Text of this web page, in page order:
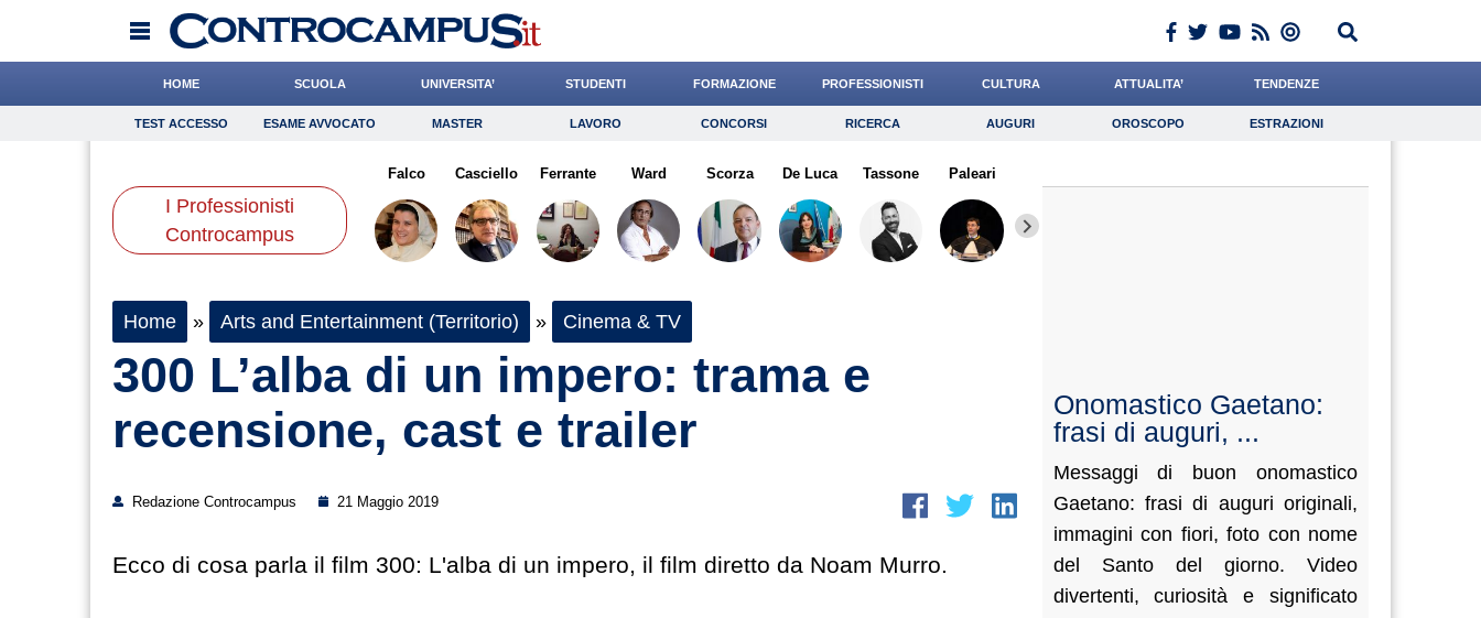
HOME SCUOLA UNIVERSITA’ STUDENTI FORMAZIONE PROFESSIONISTI CULTURA ATTUALITA’ TENDENZE
TEST ACCESSO Esame Avvocato Master Lavoro Concorsi Ricerca Auguri Oroscopo Estrazioni
Consigli Risparmio Diritto Economia Giornalista
Scienze
TEST ACCESSO ESAME AVVOCATO MASTER LAVORO CONCORSI RICERCA AUGURI OROSCOPO ESTRAZIONI
I Professionisti
Controcampus
Falco Casciello Ferrante Ward Scorza De Luca Tassone Paleari
Home » Arts and Entertainment (Territorio) » Cinema & TV
300 L’alba di un impero: trama e
recensione, cast e trailer
Redazione Controcampus 21 Maggio 2019
Ecco di cosa parla il film 300: L'alba di un impero, il film diretto da Noam Murro.
Onomastico Gaetano:
frasi di auguri, ...
Messaggi di buon onomastico
Gaetano: frasi di auguri originali,
immagini con fiori, foto con nome
del Santo del giorno. Video
divertenti, curiosità e significato